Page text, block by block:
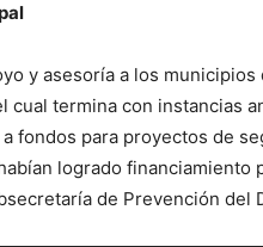
y asesoría a los
cual termina con instancias
fondos para proyectos de
logrado financiamiento
de Prevención del